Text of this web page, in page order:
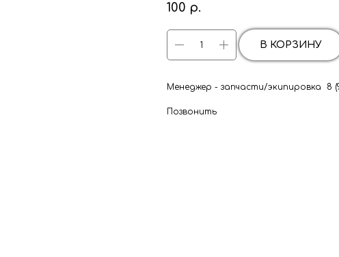
100 р.
В КОРЗИНУ
Менеджер - запчасти/экипировка 8
Позвонить